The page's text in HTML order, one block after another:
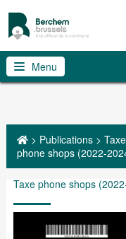
Menu
> Publications>
phone shops (2022-
Taxe phone shops